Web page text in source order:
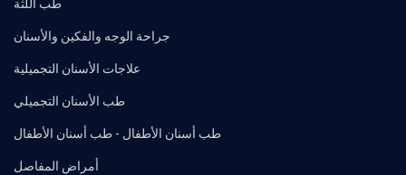
طب اللثة
جراحة الوجه والفكين والأسنان
علاجات الأسنان التجميلية
طب الأسنان التجميلي
طب أسنان الأطفال - طب أسنان الأطفال
أمراض المفاصل